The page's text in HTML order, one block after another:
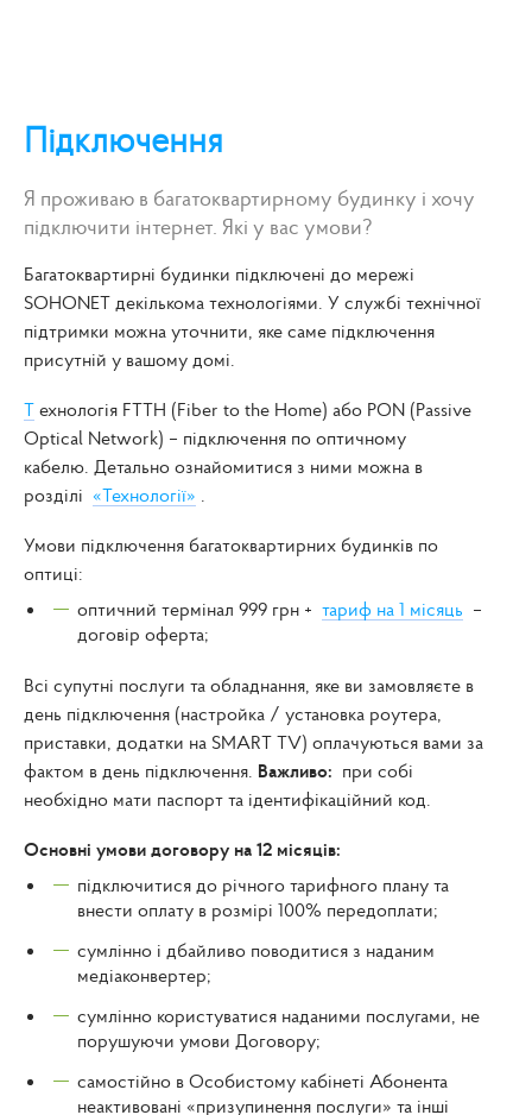
Підключення
Я проживаю в багатоквартирному будинку і хочу
підключити інтернет. Які у вас умови?
Багатоквартирні будинки підключені до мережі
SOHONET декількома технологіями. У службі технічної
підтримки можна уточнити, яке саме підключення
присутній у вашому домі.
Т ехнологія FTTH (Fiber to the Home) або PON (Passive
Optical Network) – підключення по оптичному
кабелю. Детально ознайомитися з ними можна в
розділі «Технології» .
Умови підключення багатоквартирних будинків по
оптиці:
оптичний термінал 999 грн + тариф на 1 місяць –
договір оферта;
Всі супутні послуги та обладнання, яке ви замовляєте в
день підключення (настройка / установка роутера,
приставки, додатки на SMART TV) оплачуються вами за
фактом в день підключення. Важливо: при собі
необхідно мати паспорт та ідентифікаційний код.
Основні умови договору на 12 місяців:
підключитися до річного тарифного плану та
внести оплату в розмірі 100% передоплати;
сумлінно і дбайливо поводитися з наданим
медіаконвертер;
сумлінно користуватися наданими послугами, не
порушуючи умови Договору;
самостійно в Особистому кабінеті Абонента
неактивовані «призупинення послуги» та інші